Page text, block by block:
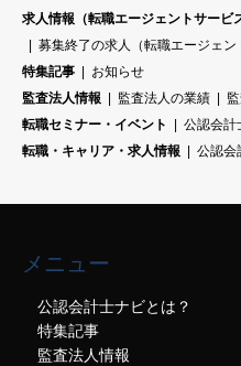
求人情報（転職エージェントサービ
募集終了の求人（転職エージェン
特集記事
お知らせ
監査法人情報
監査法人の業績
転職セミナー・イベント
公認会計
転職・キャリア・求人情報
公認会
メニュー
公認会計士ナビとは？
特集記事
監査法人情報